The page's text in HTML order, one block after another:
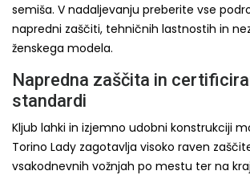
semiša. V nadaljevanju preberite vse
napredni zaščiti, tehničnih lastnostih in
ženskega modela.
Napredna zaščita in
standardi
Kljub lahki in izjemno udobni konstrukciji
Torino Lady zagotavlja visoko raven
vsakodnevnih vožnjah po mestu ter na